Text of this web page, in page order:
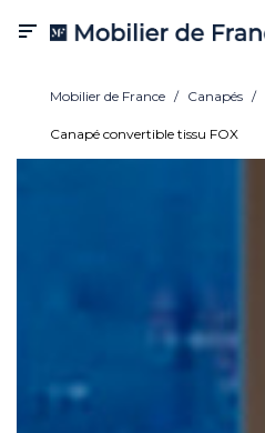
Mobilier de France Canapés
Canapé convertible tissu FOX